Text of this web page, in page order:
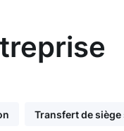
Transfert de